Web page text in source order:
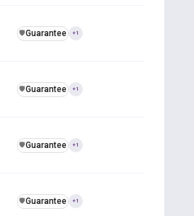
️🛡️Guarantee +1
️🛡️Guarantee +1
️🛡️Guarantee +1
️🛡️Guarantee +1